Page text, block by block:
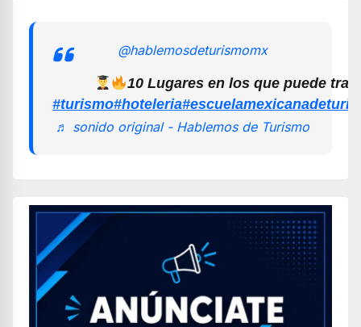
@hablemosdeturismomx
10 Lugares en los que puede
#turismo#hoteleria
♬ sonido original - Hablemos de Turismo